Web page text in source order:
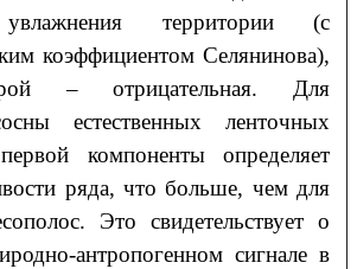
увлажнения территории (с
коэффициентом Селянинова),
– отрицательная. Для
естественных ленточных
компоненты определяет
ряда, что больше, чем для
Это свидетельствует о
антропогенном сигнале в